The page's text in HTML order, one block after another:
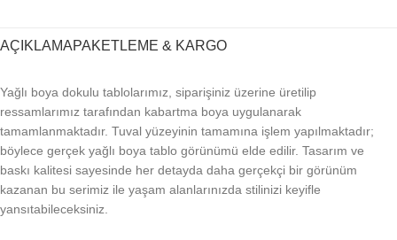
AÇIKLAMAPAKETLEME & KARGO
Yağlı boya dokulu tablolarımız, siparişiniz üzerine üretilip
ressamlarımız tarafından kabartma boya uygulanarak
tamamlanmaktadır. Tuval yüzeyinin tamamına işlem yapılmaktadır;
böylece gerçek yağlı boya tablo görünümü elde edilir. Tasarım ve
baskı kalitesi sayesinde her detayda daha gerçekçi bir görünüm
kazanan bu serimiz ile yaşam alanlarınızda stilinizi keyifle
yansıtabileceksiniz.